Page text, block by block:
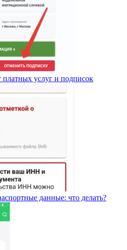
платных услуг и подписок
данные: что делать?